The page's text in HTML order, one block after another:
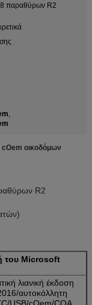
παραθύρων R2
,
cOem οικοδόμων
R2
του Microsoft
λιανική έκδοση
αυτοκόλλητη